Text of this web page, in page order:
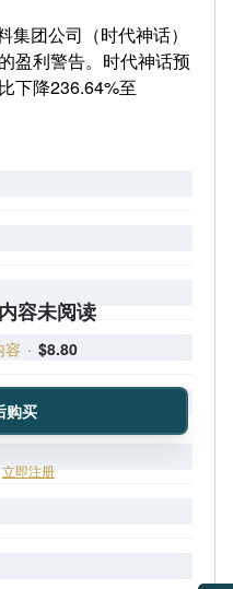
团公司（时代神话）
盈利警告。时代神话预
下降236.64%至
容未阅读
容 · $8.80
购买
立即注册